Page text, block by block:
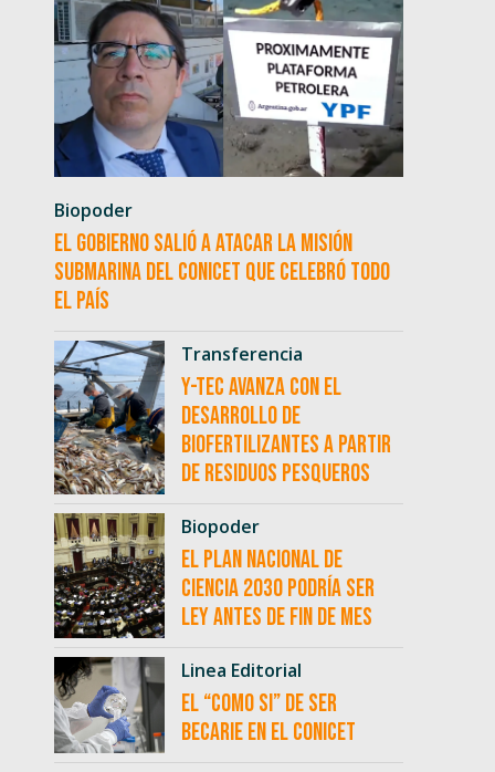
Biopoder
El Gobierno salió a atacar la misión
submarina del CONICET que celebró todo
el país
Transferencia
Y-TEC avanza con el
desarrollo de
biofertilizantes a partir
de residuos pesqueros
Biopoder
El Plan Nacional de
Ciencia 2030 podría ser
ley antes de fin de mes
Linea Editorial
El “como si” de ser
becarie en el CONICET